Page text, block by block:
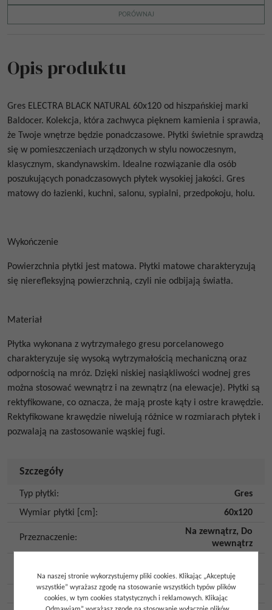
PORÓWNAJ
Opis produktu
Gres ELECTRA BLACK NATURAL 60x120 od hiszpańskiej marki
Baldocer. Kolekcja, która zachwyca pięknem kamienia i sprawia,
że Twoje wnętrze będzie ponadczasowe. Płytki świetnie sprawdzą
się w pomieszczeniach urządzonych w stylu nowoczesnym,
klasycznym, skandynawskim. Idealne rozwiązanie dla osób
poszukujących ponadczasowych płytek wysokiej jakości. Gres
matowy do łazienki, kuchni, salonu, sypialni, przedpokoju, holu.
Wykończenie
Powierzchnia płytki jest matowa. Płytki matowe charakteryzują
się nierefleksyjną powierzchnią, czyli nie odbijają światła.
Materiał
Płytka wykonana z wytrzymałego gresu porcelanowego
charakteryzuje się wysoką wytrzymałością mechaniczną oraz
odpornością na mróz. Dzięki niskiej nasiąkliwości wodnej gres
można stosować wewnątrz i na zewnątrz (na elewacje). Płytki są
rektyfikowane, co oznacza, że mają proste kąty i ostre krawędzie.
Rektyfikowane krawędzie niwelują różnice w rozmiarach płytek i
pozwalają na zastosowanie wąskiej fugi.
Szczegóły
Typ płytki:
Gres
Wymiar płytki [cm] : 60x120
Przeznaczenie:
Na zewnątrz, Do
wewnątrz
powierzchni :
Na naszej stronie wykorzystujemy pliki cookies. Klikając „Akceptuję
wszystkie” wyrażasz zgodę na stosowanie wszystkich typów plików
cookies, w tym cookies statystycznych i reklamowych. Klikając